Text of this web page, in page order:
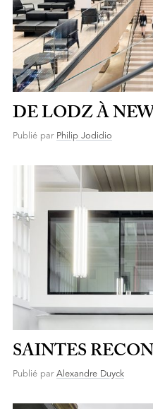
DE LODZ À
Publié par Philip Jodidio
SAINTES
Publié par Alexandre Duyck